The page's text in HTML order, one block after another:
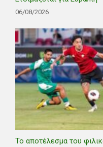
06/08/2026
Το αποτέλεσμα του